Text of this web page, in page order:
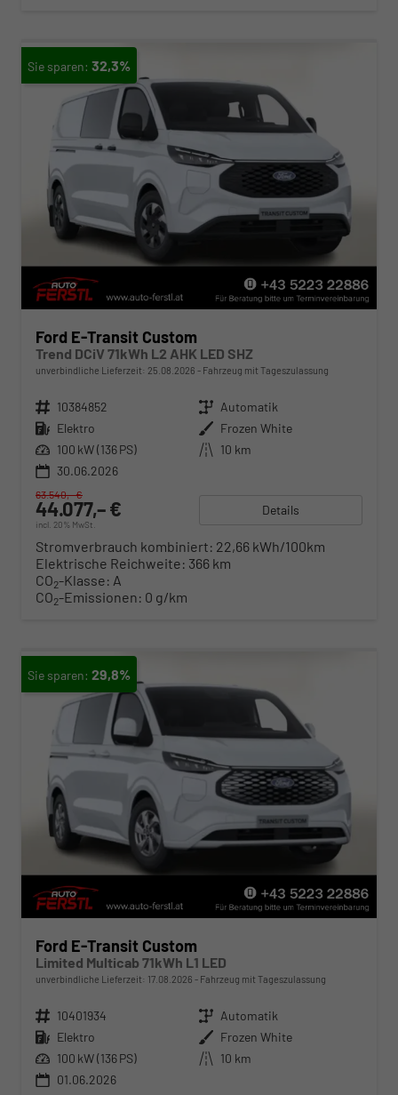
32,3%
Ford E-Transit Custom
Trend DCiV 71kWh L2 AHK LED SHZ
unverbindliche Lieferzeit: 25.08.2026 Fahrzeug mit Tageszulassung
Fahrzeugnr. 10384852 Getriebe Automatik
Kraftstoff Elektro Außenfarbe Frozen White
Leistung 100 kW (136 PS) Kilometerstand 10 km
30.06.2026
44.077,– €
incl. 20% MwSt.
63.540,– €
Details
Stromverbrauch kombiniert: 22,66 kWh/100km
Elektrische Reichweite: 366 km
CO2-Klasse: A
CO2-Emissionen: 0 g/km
29,8%
Ford E-Transit Custom
Limited Multicab 71kWh L1 LED
unverbindliche Lieferzeit: 17.08.2026 Fahrzeug mit Tageszulassung
Fahrzeugnr. 10401934 Getriebe Automatik
Kraftstoff Elektro Außenfarbe Frozen White
Leistung 100 kW (136 PS) Kilometerstand 10 km
01.06.2026